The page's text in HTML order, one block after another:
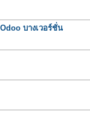
บางเวอร์ชั่น